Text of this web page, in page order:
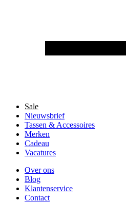
Sale
Nieuwsbrief
Tassen & Accessoires
Merken
Cadeau
Vacatures
Over ons
Blog
Klantenservice
Contact